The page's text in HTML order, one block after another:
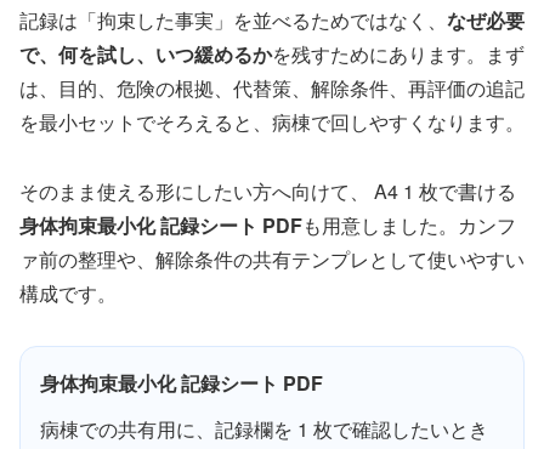
記録は「拘束した事実」を並べるためではなく、 なぜ必要
で、何を試し、いつ緩めるかを残すためにあります。まず
は、目的、危険の根拠、代替策、解除条件、再評価の追記
を最小セットでそろえると、病棟で回しやすくなります。
そのまま使える形にしたい方へ向けて、 A4 1 枚で書ける
身体拘束最小化 記録シート PDFも用意しました。カンフ
ァ前の整理や、解除条件の共有テンプレとして使いやすい
構成です。
身体拘束最小化 記録シート PDF
病棟での共有用に、記録欄を 1 枚で確認したいとき